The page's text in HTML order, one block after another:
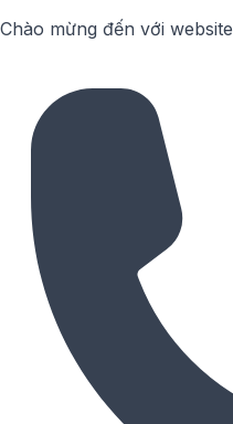
Chào mừng đến với website